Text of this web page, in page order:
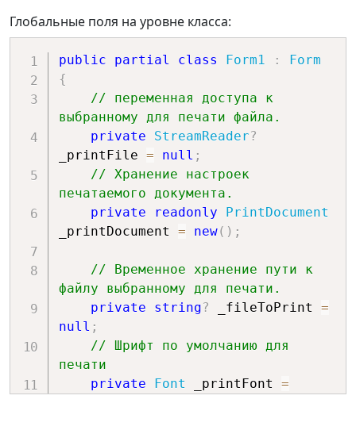
Глобальные поля на уровне класса:
public partial class Form1 :
Form
{
// переменная доступа к
выбранному для печати файла.
private
StreamReader?
_printFile = null ;
// Хранение настроек
печатаемого документа.
private
readonly
PrintDocument
_printDocument = new( ) ;
// Временное хранение пути к
файлу выбранному для печати.
private
string? _fileToPrint =
null ;
// Шрифт по умолчанию для
печати
private
Font _printFont =